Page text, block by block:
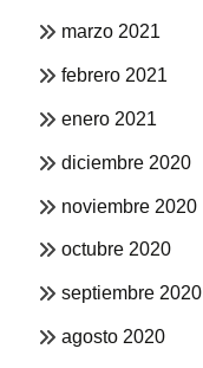
marzo 2021
febrero 2021
enero 2021
diciembre 2020
noviembre 2020
octubre 2020
septiembre 2020
agosto 2020